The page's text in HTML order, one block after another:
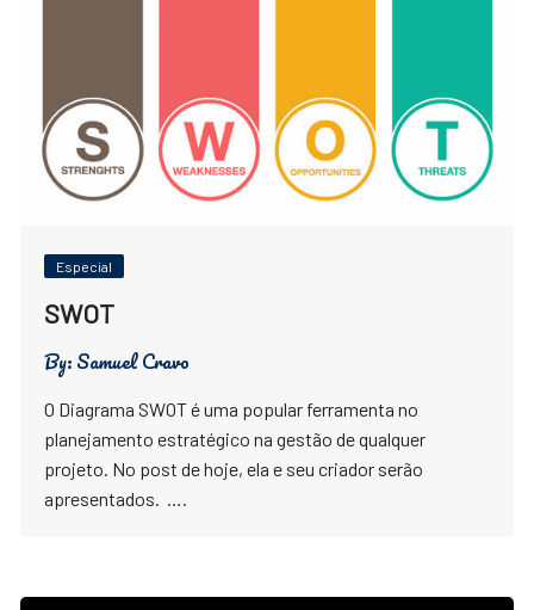
Especial
SWOT
By:Samuel Cravo
O Diagrama SWOT é uma popular ferramenta no
planejamento estratégico na gestão de qualquer
projeto. No post de hoje, ela e seu criador serão
apresentados. ….